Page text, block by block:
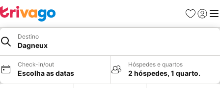
Favoritos
Iniciar
Destino
Dagneux
Check-in/out
Escolha as datas
Hóspedes e quartos
2 hóspedes, 1 quarto.